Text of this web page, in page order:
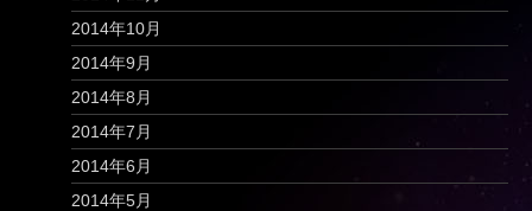
2014年10月
2014年9月
2014年8月
2014年7月
2014年6月
2014年5月